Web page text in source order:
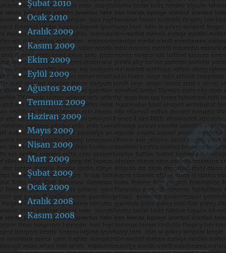
Şubat 2010
Ocak 2010
Aralık 2009
Kasım 2009
Ekim 2009
Eylül 2009
Ağustos 2009
Temmuz 2009
Haziran 2009
Mayıs 2009
Nisan 2009
Mart 2009
Şubat 2009
Ocak 2009
Aralık 2008
Kasım 2008